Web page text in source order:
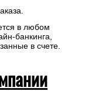
в любом
банкинга,
в счете.